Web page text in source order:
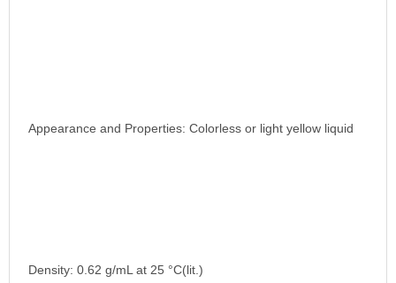
Appearance and Properties: Colorless or light yellow liquid
Density: 0.62 g/mL at 25 °C(lit.)